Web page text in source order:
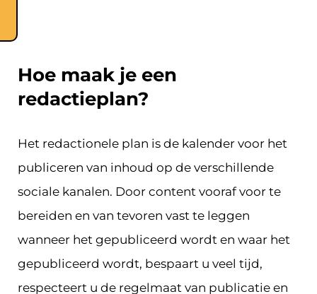
Hoe maak je een
redactieplan?
Het redactionele plan is de kalender voor het
publiceren van inhoud op de verschillende
sociale kanalen. Door content vooraf voor te
bereiden en van tevoren vast te leggen
wanneer het gepubliceerd wordt en waar het
gepubliceerd wordt, bespaart u veel tijd,
respecteert u de regelmaat van publicatie en